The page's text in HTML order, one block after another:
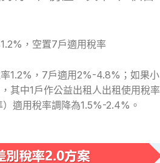
，空置7戶適用稅率
1.2%，7戶適用2%-4.8%；如果小
其中1戶作公益出租人出租使用稅率
適用稅率調降為1.5%-2.4%。